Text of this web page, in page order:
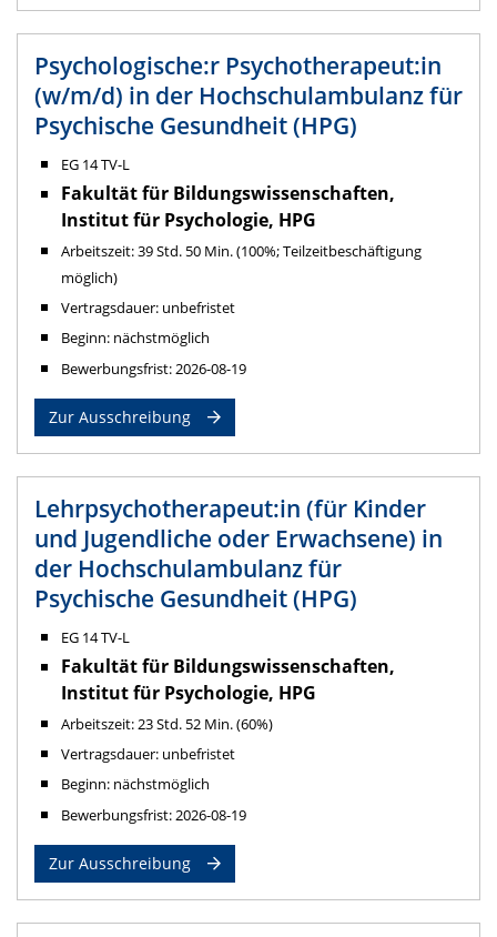
Psychologische:r Psychotherapeut:in
(w/m/d) in der Hochschulambulanz für
Psychische Gesundheit (HPG)
EG 14 TV-L
Fakultät für Bildungswissenschaften,
Institut für Psychologie, HPG
Arbeitszeit: 39 Std. 50 Min. (100%; Teilzeitbeschäftigung
möglich)
Vertragsdauer: unbefristet
Beginn: nächstmöglich
Bewerbungsfrist: 2026-08-19
Zur Ausschreibung
Lehrpsychotherapeut:in (für Kinder
und Jugendliche oder Erwachsene) in
der Hochschulambulanz für
Psychische Gesundheit (HPG)
EG 14 TV-L
Fakultät für Bildungswissenschaften,
Institut für Psychologie, HPG
Arbeitszeit: 23 Std. 52 Min. (60%)
Vertragsdauer: unbefristet
Beginn: nächstmöglich
Bewerbungsfrist: 2026-08-19
Zur Ausschreibung